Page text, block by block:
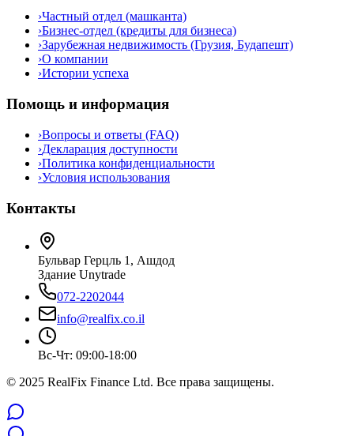
›Частный отдел (машканта)
›Бизнес-отдел (кредиты для бизнеса)
›Зарубежная недвижимость (Грузия, Будапешт)
›О компании
›Истории успеха
Помощь и информация
›Вопросы и ответы (FAQ)
›Декларация доступности
›Политика конфиденциальности
›Условия использования
Контакты
Бульвар Герцль 1, Ашдод
Здание Unytrade
072-2202044
info@realfix.co.il
Вс-Чт: 09:00-18:00
© 2025 RealFix Finance Ltd. Все права защищены.